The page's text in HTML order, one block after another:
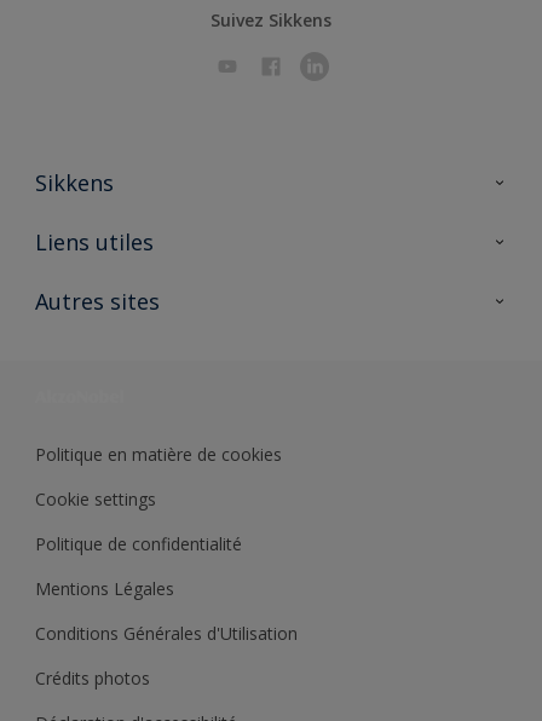
Suivez Sikkens
Sikkens
A propos de Sikkens
Liens utiles
Ouvrir un magasin PASS
Autres sites
Politique en matière de cookies
Cookie settings
Politique de confidentialité
Mentions Légales
Conditions Générales d'Utilisation
Crédits photos